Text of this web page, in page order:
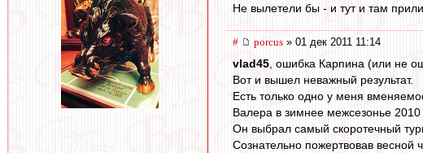
Не вылетели бы - и тут и там
# porcus » 01 дек 2011 11:14
vlad45 , ошибка Карпина (или не
Вот и вышел неважный результат.
Есть только одно у меня
Валера в зимнее межсезонье 2010
Он выбрал самый скоротечный
Сознательно пожертвовав весной